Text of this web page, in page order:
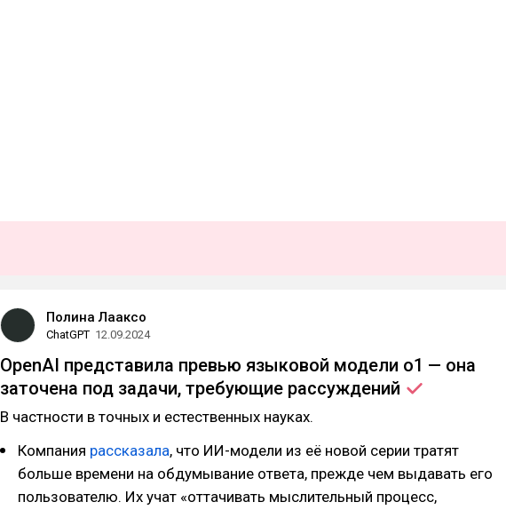
Полина Лааксо
ChatGPT 12.09.2024
OpenAI представила превью языковой модели o1 — она
заточена под задачи, требующие рассуждений
В частности в точных и естественных науках.
Компания рассказала, что ИИ-модели из её новой серии тратят
больше времени на обдумывание ответа, прежде чем выдавать его
пользователю. Их учат «оттачивать мыслительный процесс,